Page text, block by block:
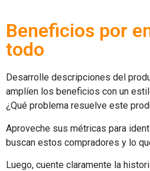
Beneficios por
todo
Desarrolle descripciones del
amplíen los beneficios con un
¿Qué problema resuelve este
Aproveche sus métricas para
buscan estos compradores y lo
Luego, cuente claramente la